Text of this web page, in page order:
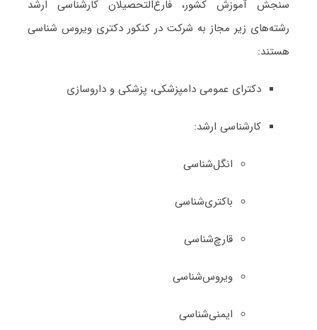
سنجش آموزش کشور، فارغ‌التحصیلان کارشناسی ارشد
رشته‌های زیر مجاز به شرکت در کنکور دکتری وﻳﺮوس ﺷﻨﺎسی
هستند:
دکترای عمومی دامپزشکی، پزشکی و داروسازی
کارشناسی ارشد:
انگل‌شناسی
باکتری‌شناسی
قارچ‌شناسی
ویروس‌شناسی
ایمنی‌شناسی